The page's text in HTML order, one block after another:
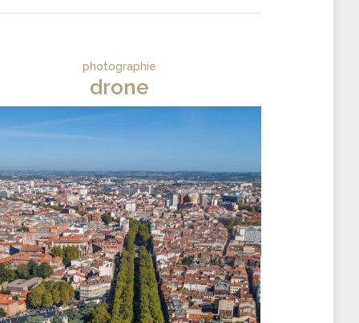
photographie
drone